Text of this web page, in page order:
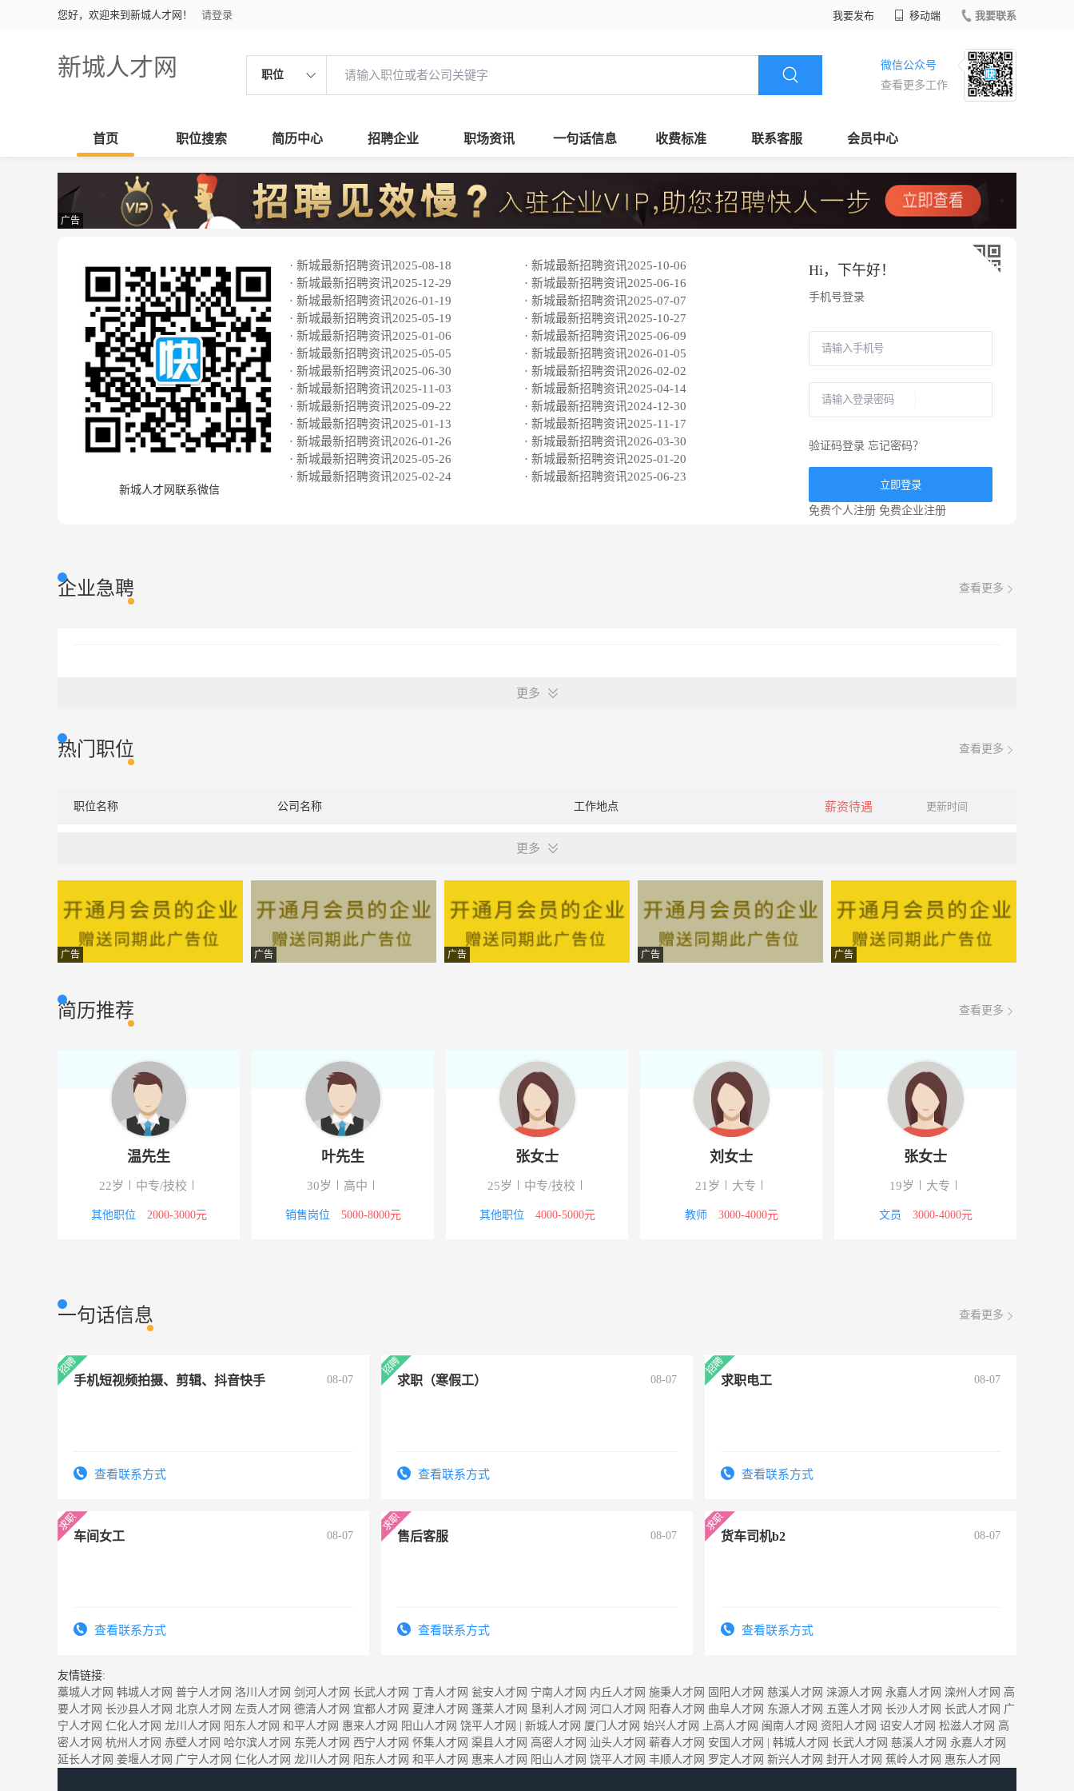
您好，欢迎来到新城人才网！ 请登录 我要发布 移动端 我要联系
新城人才网 职位
微信公众号
查看更多工作
首页 职位搜索 简历中心 招聘企业 职场资讯 一句话信息 收费标准 联系客服 会员中心
广告
新城人才网联系微信
· 新城最新招聘资讯2025-08-18
· 新城最新招聘资讯2025-10-06
· 新城最新招聘资讯2025-12-29
· 新城最新招聘资讯2025-06-16
· 新城最新招聘资讯2026-01-19
· 新城最新招聘资讯2025-07-07
· 新城最新招聘资讯2025-05-19
· 新城最新招聘资讯2025-10-27
· 新城最新招聘资讯2025-01-06
· 新城最新招聘资讯2025-06-09
· 新城最新招聘资讯2025-05-05
· 新城最新招聘资讯2026-01-05
· 新城最新招聘资讯2025-06-30
· 新城最新招聘资讯2026-02-02
· 新城最新招聘资讯2025-11-03
· 新城最新招聘资讯2025-04-14
· 新城最新招聘资讯2025-09-22
· 新城最新招聘资讯2024-12-30
· 新城最新招聘资讯2025-01-13
· 新城最新招聘资讯2025-11-17
· 新城最新招聘资讯2026-01-26
· 新城最新招聘资讯2026-03-30
· 新城最新招聘资讯2025-05-26
· 新城最新招聘资讯2025-01-20
· 新城最新招聘资讯2025-02-24
· 新城最新招聘资讯2025-06-23
Hi， 下午好！
手机号登录
验证码登录 忘记密码？
立即登录
免费个人注册 免费企业注册
企业急聘 查看更多
更多
热门职位 查看更多
职位名称 公司名称 工作地点 薪资待遇 更新时间
更多
广告 广告 广告 广告 广告
简历推荐 查看更多
张女士
25岁 中专/技校
其他职位 4000-5000元
刘女士
21岁 大专
教师 3000-4000元
张女士
19岁 大专
文员 3000-4000元
温先生
中专/技校
其他职位 2000-3000元
叶先生
30岁 高中
销售岗位 5000-8000元
一句话信息 查看更多
手机短视频拍摄、剪辑、抖音快手 08-07
查看联系方式
求职（寒假工） 08-07
查看联系方式
求职电工 08-07
查看联系方式
车间女工 08-07
查看联系方式
售后客服 08-07
查看联系方式
货车司机b2 08-07
查看联系方式
友情链接:
藁城人才网 韩城人才网 普宁人才网 洛川人才网 剑河人才网 长武人才网 丁青人才网 瓮安人才网 宁南人才网 内丘人才网 施秉人才网 固阳人才网 慈溪人才网 涞源人才网 永嘉人才网 滦州人才网 高
要人才网 长沙县人才网 北京人才网 左贡人才网 德清人才网 宜都人才网 夏津人才网 蓬莱人才网 垦利人才网 河口人才网 阳春人才网 曲阜人才网 东源人才网 五莲人才网 长沙人才网 长武人才网 广
宁人才网 仁化人才网 龙川人才网 阳东人才网 和平人才网 惠来人才网 阳山人才网 饶平人才网 新城人才网 厦门人才网 始兴人才网 上高人才网 闽南人才网 资阳人才网 诏安人才网 松滋人才网 高
密人才网 杭州人才网 赤壁人才网 哈尔滨人才网 东莞人才网 西宁人才网 怀集人才网 渠县人才网 高密人才网 汕头人才网 蕲春人才网 安国人才网 韩城人才网 长武人才网 慈溪人才网 永嘉人才网
延长人才网 姜堰人才网 广宁人才网 仁化人才网 龙川人才网 阳东人才网 和平人才网 惠来人才网 阳山人才网 饶平人才网 丰顺人才网 罗定人才网 新兴人才网 封开人才网 蕉岭人才网 惠东人才网